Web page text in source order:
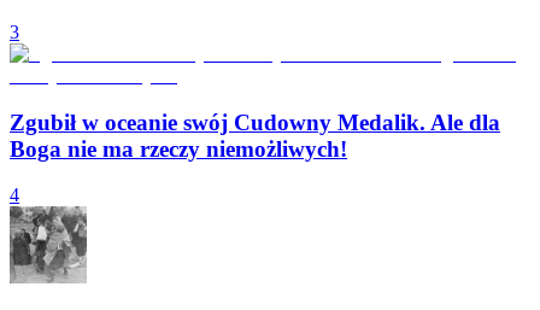
3
Zgubił w oceanie swój Cudowny Medalik. Ale dla
Boga nie ma rzeczy niemożliwych!
4